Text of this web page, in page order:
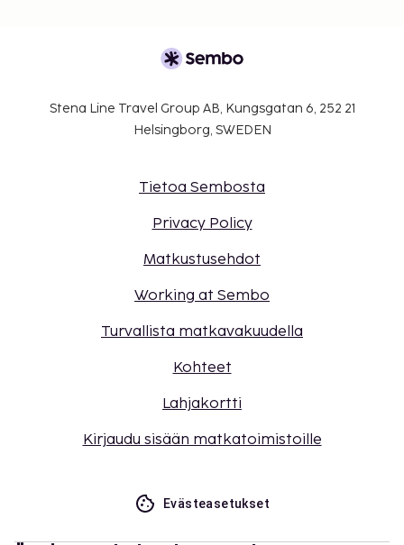
Stena Line Travel Group AB, Kungsgatan 6, 252 21
Helsingborg, SWEDEN
Tietoa Sembosta
Privacy Policy
Matkustusehdot
Working at Sembo
Turvallista matkavakuudella
Kohteet
Lahjakortti
Kirjaudu sisään matkatoimistoille
Evästeasetukset